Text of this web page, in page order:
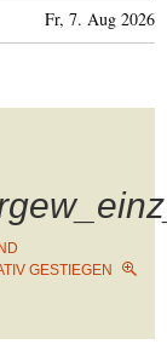
Fr, 7. Aug 2026
GESTIEGEN